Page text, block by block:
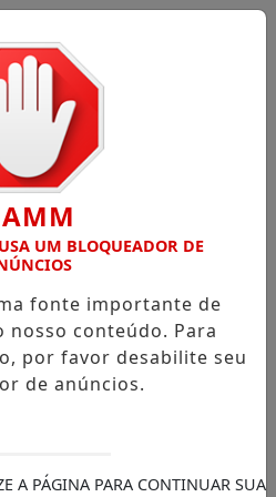
UM BLOQUEADOR DE
fonte importante de
conteúdo. Para
por favor desabilite seu
de anúncios.
A PÁGINA PARA CONTINUAR SUA